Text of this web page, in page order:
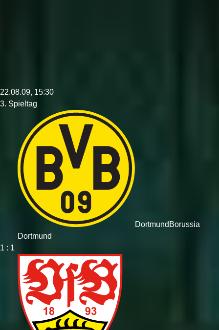
22.08.09, 15:30
3. Spieltag
Dortmund Borussia
Dortmund
1 : 1